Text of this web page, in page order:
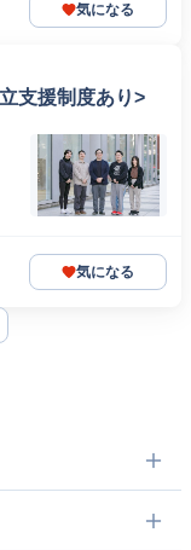
気になる
支援制度あり>
気になる